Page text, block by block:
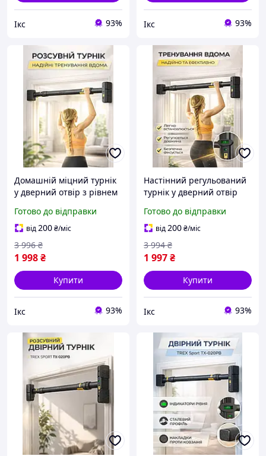
Ікс 93% Ікс 93%
Домашній міцний турнік
у дверний отвір з рівнем
спортзалі чи вдома,
людям з будь-яким
рівнем підготовки
Готово до відправки
від200₴/міс
1 998₴
3 996 ₴
Купити
Ікс 93%
Настінний регульований
турнік у дверний отвір
силових тренувань спини
та рук у кімнаті чи
коридорі на дачі
Готово до відправки
від200₴/міс
1 997₴
3 994 ₴
Купити
Ікс 93%